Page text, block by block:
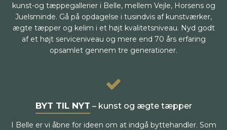
kunst-og tæppegallerier i Belle, mellem Vejle, Horsens og
Juelsminde. Gå på opdagelse i tusindvis af kunstværker,
ægte tæpper og kelim i et højt kvalitetsniveau. Nyd godt
af et højt serviceniveau og mere end 70 års erfaring
opsamlet gennem tre generationer.
BYT TIL NYT – kunst og ægte tæpper
I Belle er vi åbne for ideen om at indgå byttehandler. Som